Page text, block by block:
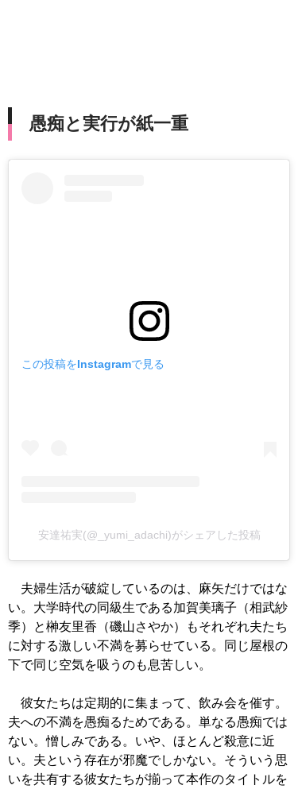
愚痴と実行が紙一重
この投稿をInstagramで見る
安達祐実(@_yumi_adachi)がシェアした投稿
夫婦生活が破綻しているのは、麻矢だけではな
い。大学時代の同級生である加賀美璃子（相武紗
季）と榊友里香（磯山さやか）もそれぞれ夫たち
に対する激しい不満を募らせている。同じ屋根の
下で同じ空気を吸うのも息苦しい。
彼女たちは定期的に集まって、飲み会を催す。
夫への不満を愚痴るためである。単なる愚痴では
ない。憎しみである。いや、ほとんど殺意に近
い。夫という存在が邪魔でしかない。そういう思
いを共有する彼女たちが揃って本作のタイトルを